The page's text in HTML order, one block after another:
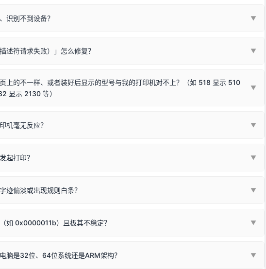
以使用了 ：代表与您当前电脑系统相兼容的驱动已安装成功。
只要窗口里出现了任意一个绿色对勾，直接关闭窗口去打印测试即可。
微软系统安全限制，
部分新版 Windows 系统（如 Win10/Win11 最新版）已
旧版签名，新版 Win10/Win11 系统不再默认兼容，而非文件安全性问题。
时开启，日常正常使用无需长期关闭系统安全校验。）
识别不到设备？ ▼
数据线两端已完全插紧；
USB数据线，或在设备管理器中点击【扫描检测硬件改动】刷新硬件列表。
述符请求失败）」怎么修复？ ▼
插紧；
插口，切勿使用前置插口或外接拓展坞；
打印线，劣质或老化的线材是此问题的高发诱因。
上的不一样、或者装好后显示的型号与我的打印机对不上？（如 518 显示 510
显示 2130 等）
▼
规则**。因为品牌商在生产时，会将**外观和配置稍有不同，但内部核心芯片和打
为该系列发布**一套通用的驱动程序**。命名时，通常会采用这个系列中的**基础款
一个官方驱动包）：
516、518等属于同系列，官方驱动名称通常显示为
等属于同系列，官方驱动名称通常显示为
机毫无反应？ ▼
通常代表机器处于正常待机状态；
掀开扫描仪盖板，原稿朝下放置在玻璃面板上，按下带有复印标识
身存在硬件故障。重装驱动无法解决，建议联系售后或商家。
起打印？ ▼
印机」菜单，检查并取消勾选「脱机使用打印机」
一键修复教程
迹偏淡或出现规则白条？ ▼
机可能碳粉耗尽、硒鼓寿命终结；喷墨打印机可能墨盒干涸、喷头堵塞。
如 0x0000011b）且极其不稳定？ ▼
支持WiFi/无线或有线网络打印？（此连接模式最稳定）
脑是32位、64位系统还是ARM架构？ ▼